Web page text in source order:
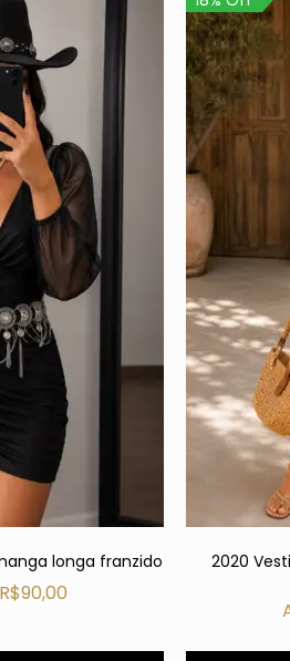
longa franzido
R$90,00
2020